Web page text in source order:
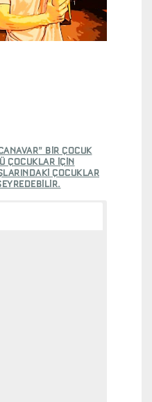
BİR ÇOCUK
ÇOCUKLAR İÇİN
ÇOCUKLAR